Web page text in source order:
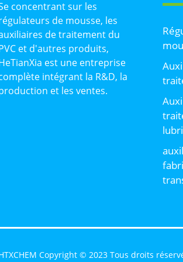
concentrant sur les
de mousse, les
de traitement du
et d'autres produits,
est une entreprise
intégrant la R&D, la
et les ventes.
Copyright © 2023 Tous droits